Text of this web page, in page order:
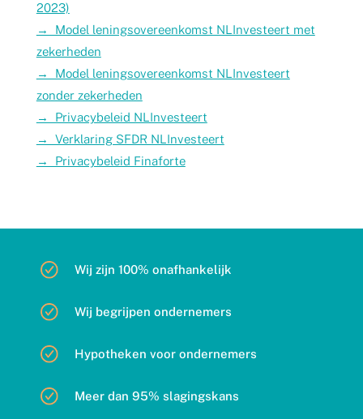
2023)
→ Model leningsovereenkomst NLInvesteert met
zekerheden
→ Model leningsovereenkomst NLInvesteert
zonder zekerheden
→ Privacybeleid NLInvesteert
→ Verklaring SFDR NLInvesteert
→ Privacybeleid Finaforte
Wij zijn 100% onafhankelijk
Wij begrijpen ondernemers
Hypotheken voor ondernemers
Meer dan 95% slagingskans